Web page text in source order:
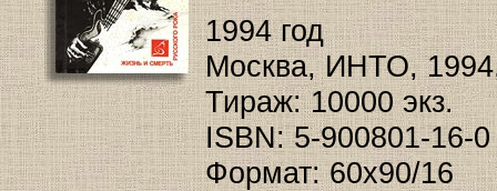
1994 год
Москва, ИНТО,
Тираж: 10000 экз.
ISBN: 5-900801-16-0
Формат: 60х90/16